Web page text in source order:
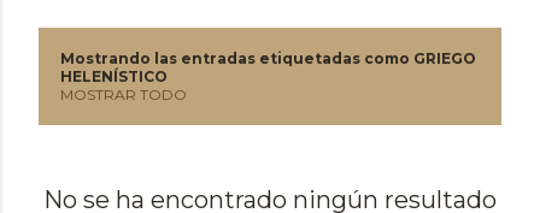
E
n
Mostrando las entradas etiquetadas como GRIEGO
HELENÍSTICO
MOSTRAR TODO
No se ha encontrado ningún resultado